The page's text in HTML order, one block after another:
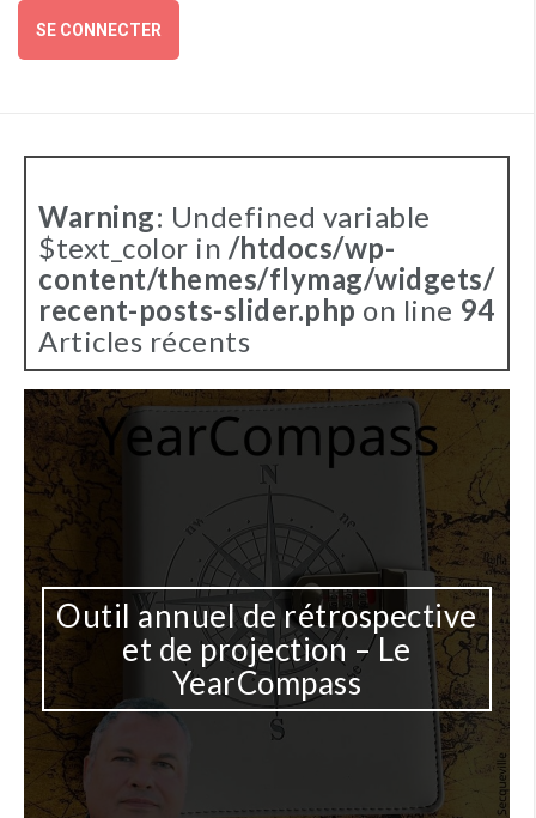
SE CONNECTER
Warning: Undefined variable
$text_color in /htdocs/wp-
content/themes/flymag/widgets/
recent-posts-slider.php on line 94
Articles récents
Outil annuel de rétrospective
et de projection – Le
YearCompass